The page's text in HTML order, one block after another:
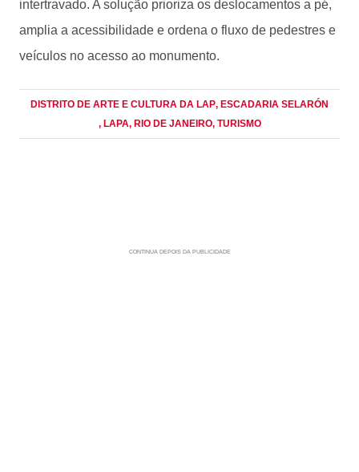
intertravado. A solução prioriza os deslocamentos a pé,
amplia a acessibilidade e ordena o fluxo de pedestres e
veículos no acesso ao monumento.
DISTRITO DE ARTE E CULTURA DA LAP, ESCADARIA SELARÓN
, LAPA, RIO DE JANEIRO, TURISMO